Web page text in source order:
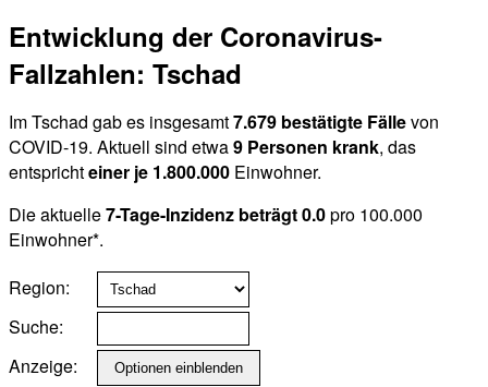
Entwicklung der Coronavirus-
Fallzahlen: Tschad
Im Tschad gab es insgesamt7.679 bestätigte Fällevon
COVID-19. Aktuell sind etwa9 Personen krank, das
entsprichteiner je 1.800.000 Einwohner.
Die aktuelle7-Tage-Inzidenz beträgt 0.0pro 100.000
Einwohner*.
Region:
Suche:
Anzeige: